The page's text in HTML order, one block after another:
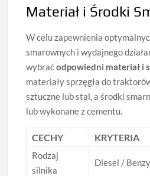
Materiał i Środki
W celu zapewnienia
smarownych i wydajnego
wybraćodpowiedni materiał i
materiały sprzęgła do
sztuczne lub stal, a środki
lub wykonane z cementu.
CECHY KRYTERIA
Rodzaj
silnika
Diesel /